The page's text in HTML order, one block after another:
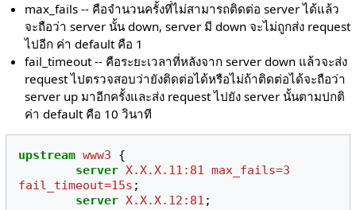
max_fails -- คือจำนวนครั้งที่ไม่สามารถติดต่อ server ได้แล้ว
จะถือว่า server นั้น down, server มี down จะไม่ถูกส่ง request
ไปอีก ค่า default คือ 1
fail_timeout -- คือระยะเวลาที่หลังจาก server down แล้วจะส่ง
request ไปตรวจสอบว่ายังติดต่อได้หรือไม่ถ้าติดต่อได้จะถือว่า
server up มาอีกครั้งและส่ง request ไปยัง server นั้นตามปกติ
ค่า default คือ 10 วินาที
upstream www3
{
server X.X.X.11:81
max_fails=3
fail_timeout=15s ;
server X.X.X.12:81 ;